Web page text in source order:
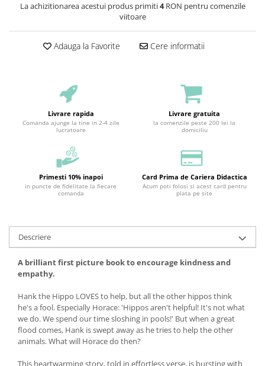
La achizitionarea acestui produs primiti4RON pentru comenzile
viitoare
Adauga la Favorite Cere informatii
Livrare rapida
Comanda ajunge la tine in 2-4 zile
lucratoare
Livrare gratuita
la comenzile peste 200 lei la
domiciliu
Primesti 10% inapoi
in puncte de fidelitate la fiecare
comanda
Card Prima de Cariera Didactica
Acum poti folosi si acest card pentru
plata pe site
Descriere
A brilliant first picture book to encourage kindness and
empathy.
Hank the Hippo LOVES to help, but all the other hippos think
he's a fool. Especially Horace: 'Hippos aren't helpful! It's not what
we do. We spend our time sloshing in pools!' But when a great
flood comes, Hank is swept away as he tries to help the other
animals. What will Horace do then?
This heartwarming story, told in effortless verse, is bursting with